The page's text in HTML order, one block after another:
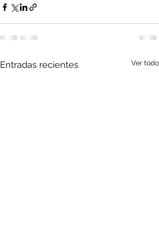
Entradas recientes Ver todo